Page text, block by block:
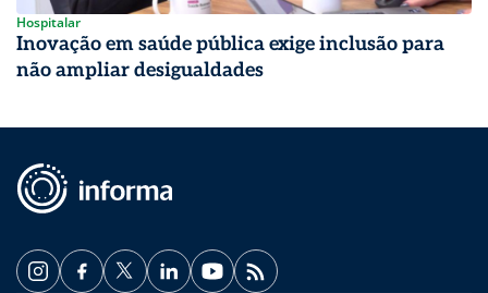
Hospitalar
Inovação em saúde pública exige inclusão para
não ampliar desigualdades